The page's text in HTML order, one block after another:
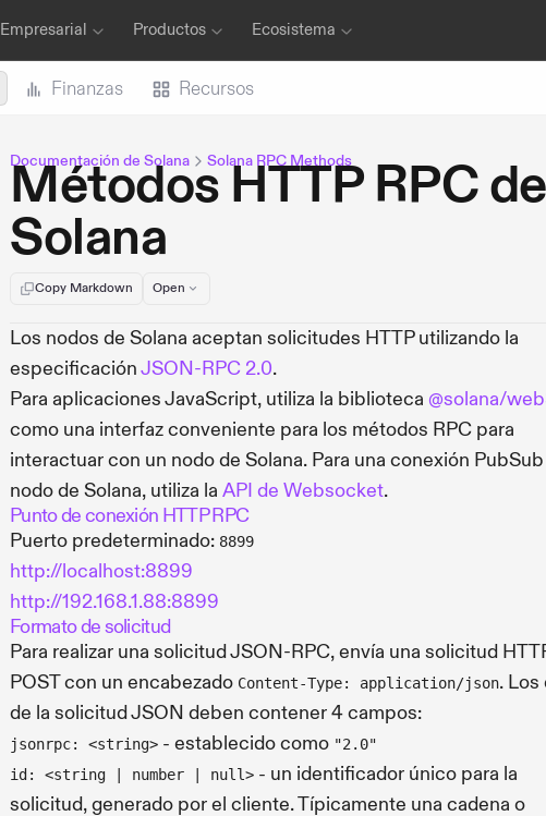
Empresarial Productos Ecosistema
Finanzas Recursos
Documentación de Solana Solana RPC Methods
Métodos HTTP RPC de
Solana
Copy Markdown Open
Los nodos de Solana aceptan solicitudes HTTP utilizando la
especificaciónJSON-RPC 2.0.
Para aplicaciones JavaScript, utiliza la biblioteca @solana/
como una interfaz conveniente para los métodos RPC para
interactuar con un nodo de Solana. Para una conexión PubSub
nodo de Solana, utiliza la API de Websocket.
Punto de conexión HTTP RPC
Puerto predeterminado: 8899
http://localhost:8899
http://192.168.1.88:8899
Formato de solicitud
Para realizar una solicitud JSON-RPC, envía una solicitud
POST con un encabezado Content-Type: application/json. Los
de la solicitud JSON deben contener 4 campos:
jsonrpc: <string> - establecido como "2.0"
id: <string | number | null> - un identificador único para la
solicitud, generado por el cliente. Típicamente una cadena o